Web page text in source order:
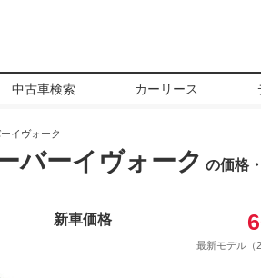
中古車検索 カーリース
イヴォーク
バーイヴォーク の価格
新車価格
最新モデル（